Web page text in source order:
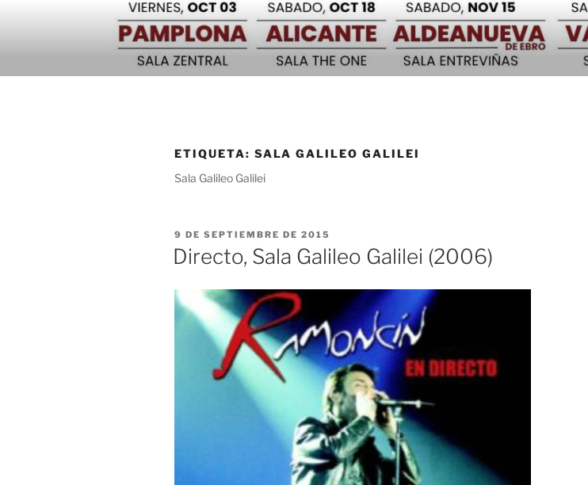
ETIQUETA: SALA GALILEO GALILEI
Sala Galileo Galilei
PUBLICADO
EL
9 DE SEPTIEMBRE DE 2015
Directo, Sala Galileo Galilei (2006)